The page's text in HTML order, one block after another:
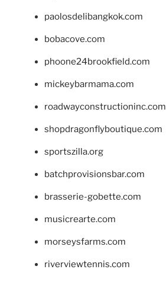
paolosdelibangkok.com
bobacove.com
phoone24brookfield.com
mickeybarmama.com
roadwayconstructioninc.com
shopdragonflyboutique.com
sportszilla.org
batchprovisionsbar.com
brasserie-gobette.com
musicrearte.com
morseysfarms.com
riverviewtennis.com